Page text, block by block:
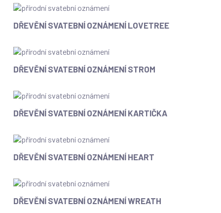
WoodenHeart
Dřevění
LoveTree
DŘEVĚNÍ SVATEBNÍ OZNÁMENÍ LOVETREE
Dřevění
Strom
DŘEVĚNÍ SVATEBNÍ OZNÁMENÍ STROM
Dřevění
Kartička
DŘEVĚNÍ SVATEBNÍ OZNÁMENÍ KARTIČKA
Dřevění
Heart
DŘEVĚNÍ SVATEBNÍ OZNÁMENÍ HEART
Dřevění
DŘEVĚNÍ SVATEBNÍ OZNÁMENÍ WREATH